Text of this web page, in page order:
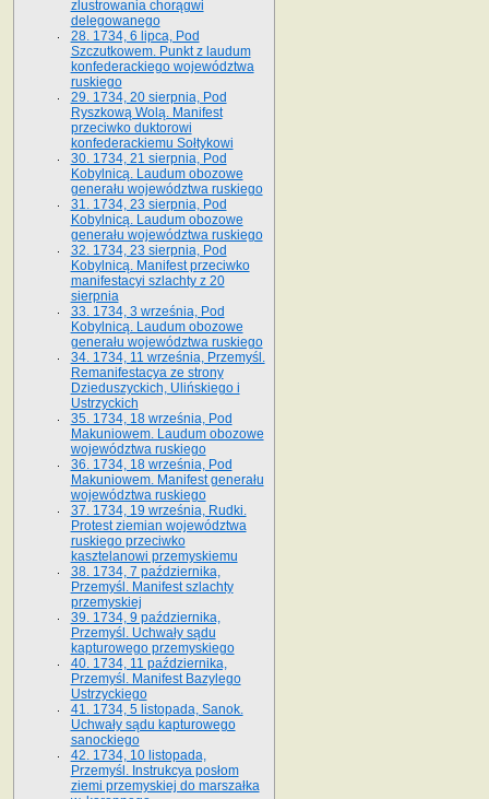
zlustrowania chorągwi
delegowanego
28. 1734, 6 lipca, Pod
Szczutkowem. Punkt z laudum
konfederackiego województwa
ruskiego
29. 1734, 20 sierpnia, Pod
Ryszkową Wolą. Manifest
przeciwko duktorowi
konfederackiemu Sołtykowi
30. 1734, 21 sierpnia, Pod
Kobylnicą. Laudum obozowe
generału województwa ruskiego
31. 1734, 23 sierpnia, Pod
Kobylnicą. Laudum obozowe
generału województwa ruskiego
32. 1734, 23 sierpnia, Pod
Kobylnicą. Manifest przeciwko
manifestacyi szlachty z 20
sierpnia
33. 1734, 3 września, Pod
Kobylnicą. Laudum obozowe
generału województwa ruskiego
34. 1734, 11 września, Przemyśl.
Remanifestacya ze strony
Dzieduszyckich, Ulińskiego i
Ustrzyckich
35. 1734, 18 września, Pod
Makuniowem. Laudum obozowe
województwa ruskiego
36. 1734, 18 września, Pod
Makuniowem. Manifest generału
województwa ruskiego
37. 1734, 19 września, Rudki.
Protest ziemian województwa
ruskiego przeciwko
kasztelanowi przemyskiemu
38. 1734, 7 października,
Przemyśl. Manifest szlachty
przemyskiej
39. 1734, 9 października,
Przemyśl. Uchwały sądu
kapturowego przemyskiego
40. 1734, 11 października,
Przemyśl. Manifest Bazylego
Ustrzyckiego
41. 1734, 5 listopada, Sanok.
Uchwały sądu kapturowego
sanockiego
42. 1734, 10 listopada,
Przemyśl. Instrukcya posłom
ziemi przemyskiej do marszałka